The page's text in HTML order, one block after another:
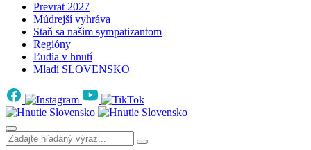
Prevrat 2027
Múdrejší vyhráva
Staň sa našim sympatizantom
Regióny
Ľudia v hnutí
Mladí SLOVENSKO